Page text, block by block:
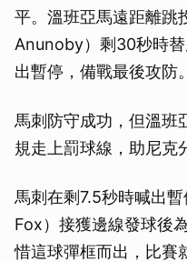
平。溫班亞馬遠距離跳
Anunoby）剩30秒時
出暫停，備戰最後攻防。
馬刺防守成功，但溫班
規走上罰球線，助尼克
馬刺在剩7.5秒時喊出
Fox）接獲邊線發球後
惜這球彈框而出，比賽